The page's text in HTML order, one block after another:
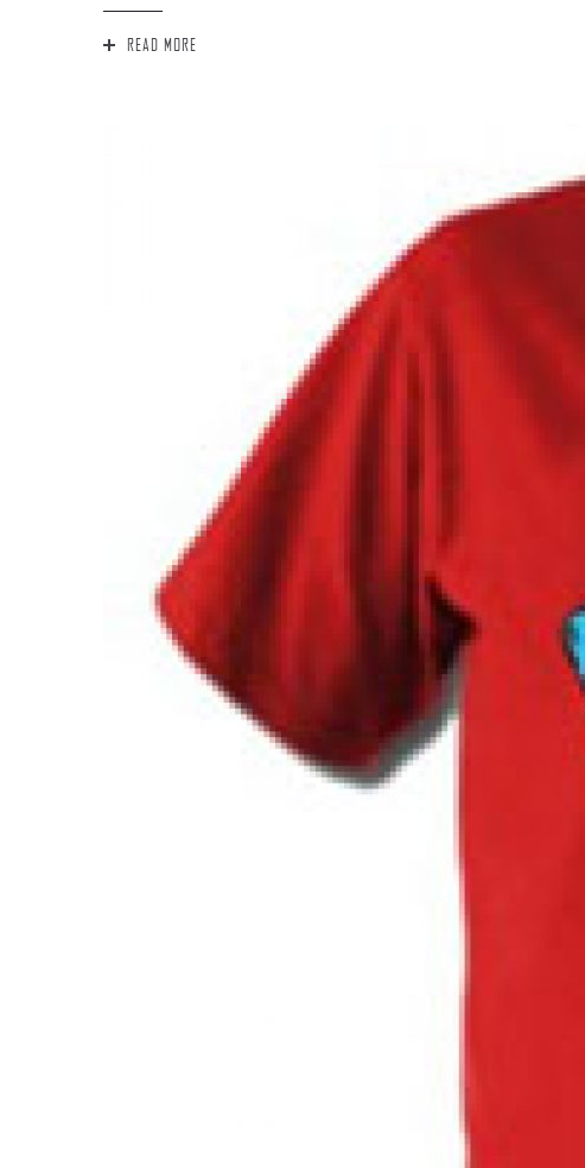
READ MORE